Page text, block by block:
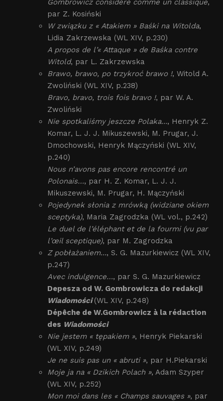
Gombrowicz considéré comme un classique,
par Z. Kosiński
W związku z « Atakiem » Baśki na Witolda,
Lidia Zakrzewska (WL XIV, p.230)
A propos de l’« Attaque » de Baśka contre
Witold, par L. Zakrzewska
Brawo, brawo, po trzykroć brawo !, Witold A.
Zwoliński (WL XIV, p.238)
Bravo, bravo, trois fois bravo !, par W. A.
Zwoliński
Nie spotkaliśmy jeszcze Polaka..., Henryk Z.
Komar, L. J. J. Mikuszewski, M. Prugar, J.
Dmochowski, Henryk Mączyński (WL XIV,
p.240)
Nous n’avons pas encore rencontré un
Polonais…, par H. Z. Komar, L. J. J.
Mikuszewski, M. Prugar, H. Mączyński
Pojedynek słonia z mrówką (widziane okiem
sceptyka), Maria Zagrodzka (WL vol., p.242)
Le duel de l’éléphant et de la fourmi (vu par
l’œil sceptique), par M. Zagrodzka
Z pobłażaniem..., S. G. Mazurkiewicz (WL XIV,
p.247)
Avec indulgence…, par S. G. Mazurkiewicz
Depesza od W. Gombrowicza do redakcji
Wiadomości (WL XIV, p.248)
Dépêche de W.Gombrowicz à la rédaction
des Wiadomości
Nie jestem « tępakiem », Henryk Piekarski
(WL XIV, p.249)
Je ne suis pas un « abruti », par H.Piekarski
Moje ja na « Dzikich Polach », Adam Szyper
(WL XIV, p.252)
Mon moi dans les « Champs sauvages », par